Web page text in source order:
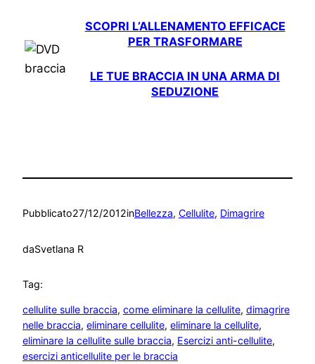
SCOPRI L’ALLENAMENTO EFFICACE
PER TRASFORMARE
LE TUE BRACCIA IN UNA ARMA DI
SEDUZIONE
Pubblicato27/12/2012inBellezza, Cellulite, Dimagrire
daSvetlana R
Tag:
cellulite sulle braccia, come eliminare la cellulite, dimagrire
nelle braccia, eliminare cellulite, eliminare la cellulite
eliminare la cellulite sulle braccia, Esercizi anti-cellulite
esercizi anticellulite per le braccia